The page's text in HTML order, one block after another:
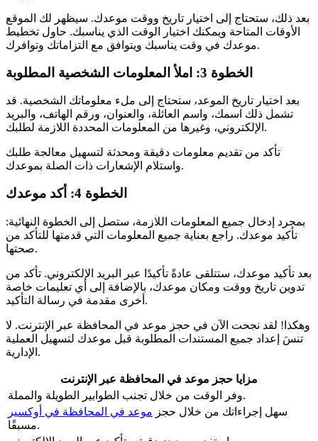
بعد ذلك، ستحتاج إلى اختيار تاريخ ووقت موعدك. سيظهر لك الموقع
الأوقات المتاحة ويمكنك اختيار الوقت الذي يناسبك. حاول تخطيط
موعدك في وقت يناسبك ويتوافق مع التزاماتك وتوافرك.
الخطوة 3: املأ المعلومات الشخصية المطلوبة
بعد اختيار تاريخ الموعد، ستحتاج إلى ملء معلوماتك الشخصية. قد
تشمل ذلك اسمك، واسم العائلة، والعنوان، ورقم الهاتف، والبريد
الإلكتروني، وغيرها من المعلومات المحددة اللازمة لطلبك.
تأكد من تقديم معلومات دقيقة ومحدثة لتسهيل معالجة طلبك
واستلام الإشعارات ذات الصلة بموعدك.
الخطوة 4: أكد موعدك
بمجرد إدخال جميع المعلومات اللازمة، ستصل إلى الخطوة النهائية:
تأكيد موعدك. راجع بعناية جميع المعلومات التي قدمتها للتأكد من
صحتها.
بعد تأكيد موعدك، ستتلقى عادةً تأكيدًا عبر البريد الإلكتروني. تأكد من
تدوين تاريخ ووقت ومكان موعدك، بالإضافة إلى أي تعليمات خاصة
أخرى مقدمة في رسالة التأكيد.
وهكذا! لقد نجحت الآن في حجز موعد في المحافظة عبر الإنترنت. لا
تنسَ إعداد جميع المستندات المطلوبة قبل موعدك لتسهيل العملية
الإدارية.
مزايا حجز موعد في المحافظة عبر الإنترنت
وفر الوقت من خلال تجنب الطوابير الطويلة والمملة.
سهل إجراءاتك من خلال حجز موعد في المحافظة في أوكسير
مسبقًا.